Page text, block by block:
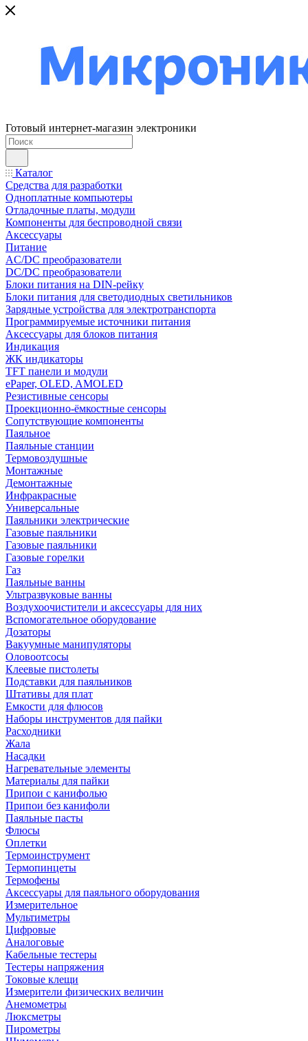
Готовый интернет-магазин электроники
Каталог
Средства для разработки
Одноплатные компьютеры
Отладочные платы, модули
Компоненты для беспроводной связи
Аксессуары
Питание
AC/DC преобразователи
DC/DC преобразователи
Блоки питания на DIN-рейку
Блоки питания для светодиодных светильников
Зарядные устройства для электротранспорта
Программируемые источники питания
Аксессуары для блоков питания
Индикация
ЖК индикаторы
TFT панели и модули
ePaper, OLED, AMOLED
Резистивные сенсоры
Проекционно-ёмкостные сенсоры
Сопутствующие компоненты
Паяльное
Паяльные станции
Термовоздушные
Монтажные
Демонтажные
Инфракрасные
Универсальные
Паяльники электрические
Газовые паяльники
Газовые паяльники
Газовые горелки
Газ
Паяльные ванны
Ультразвуковые ванны
Воздухоочистители и аксессуары для них
Вспомогательное оборудование
Дозаторы
Вакуумные манипуляторы
Оловоотсосы
Клеевые пистолеты
Подставки для паяльников
Штативы для плат
Емкости для флюсов
Наборы инструментов для пайки
Расходники
Жала
Насадки
Нагревательные элементы
Материалы для пайки
Припои с канифолью
Припои без канифоли
Паяльные пасты
Флюсы
Оплетки
Термоинструмент
Термопинцеты
Термофены
Аксессуары для паяльного оборудования
Измерительное
Мультиметры
Цифровые
Аналоговые
Кабельные тестеры
Тестеры напряжения
Токовые клещи
Измерители физических величин
Анемометры
Люксметры
Пирометры